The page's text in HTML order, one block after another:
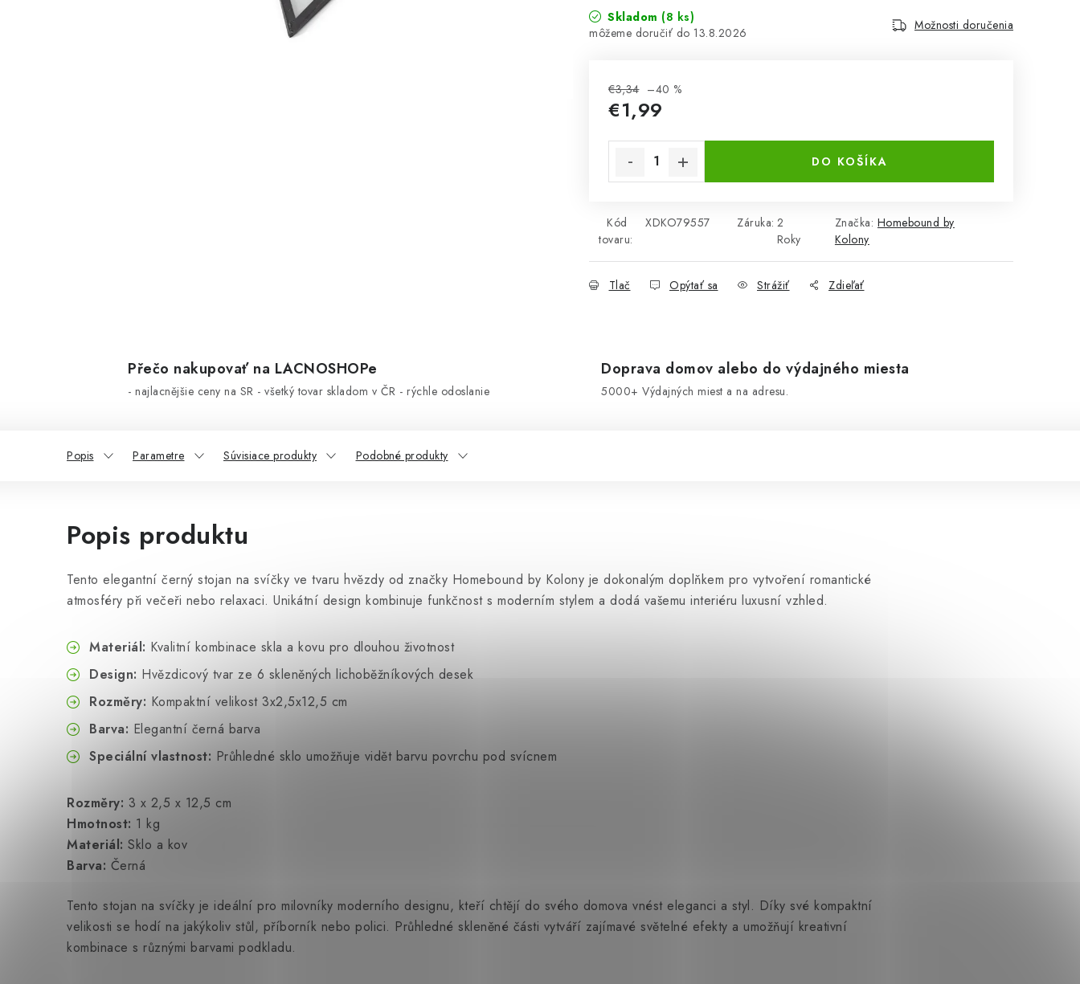
Skladom (8 ks)
13.8.2026
Možnosti doručenia
€3,34 –40 %
€1,99
DO KOŠÍKA
Kód
tovaru:
XDKO79557 Záruka: 2
Roky
Značka: Homebound by
Kolony
Tlač Opýtať sa Strážiť Zdieľať
Přečo nakupovať na LACNOSHOPe
- najlacnějšie ceny na SR - všetký tovar skladom v ČR - rýchle odoslanie
Doprava domov alebo do výdajného miesta
5000+ Výdajných miest a na adresu.
Popis Parametre Súvisiace produkty Podobné produkty
Popis produktu
Tento elegantní černý stojan na svíčky ve tvaru hvězdy od značky Homebound by Kolony je dokonalým doplňkem pro vytvoření romantické
atmosféry při večeři nebo relaxaci. Unikátní design kombinuje funkčnost s moderním stylem a dodá vašemu interiéru luxusní vzhled.
Materiál: Kvalitní kombinace skla a kovu pro dlouhou životnost
Design: Hvězdicový tvar ze 6 skleněných lichoběžníkových desek
Rozměry: Kompaktní velikost 3x2,5x12,5 cm
Barva: Elegantní černá barva
Speciální vlastnost: Průhledné sklo umožňuje vidět barvu povrchu pod svícnem
Rozměry: 3 x 2,5 x 12,5 cm
Hmotnost: 1 kg
Materiál: Sklo a kov
Barva: Černá
Tento stojan na svíčky je ideální pro milovníky moderního designu, kteří chtějí do svého domova vnést eleganci a styl. Díky své kompaktní
velikosti se hodí na jakýkoliv stůl, příborník nebo polici. Průhledné skleněné části vytváří zajímavé světelné efekty a umožňují kreativní
kombinace s různými barvami podkladu.